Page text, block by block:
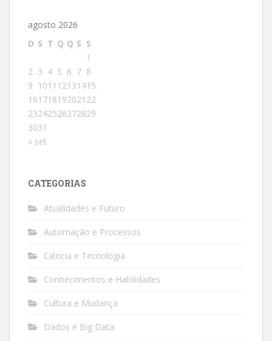
agosto 2026
D S T Q Q S S
1
2 3 4 5 6 7 8
9 1011 12131415
161718192021 22
23242526272829
3031
« set
CATEGORIAS
Atualidades e Futuro
Automação e Processos
Ciência e Tecnologia
Conhecimentos e Habilidades
Cultura e Mudança
Dados e Big Data